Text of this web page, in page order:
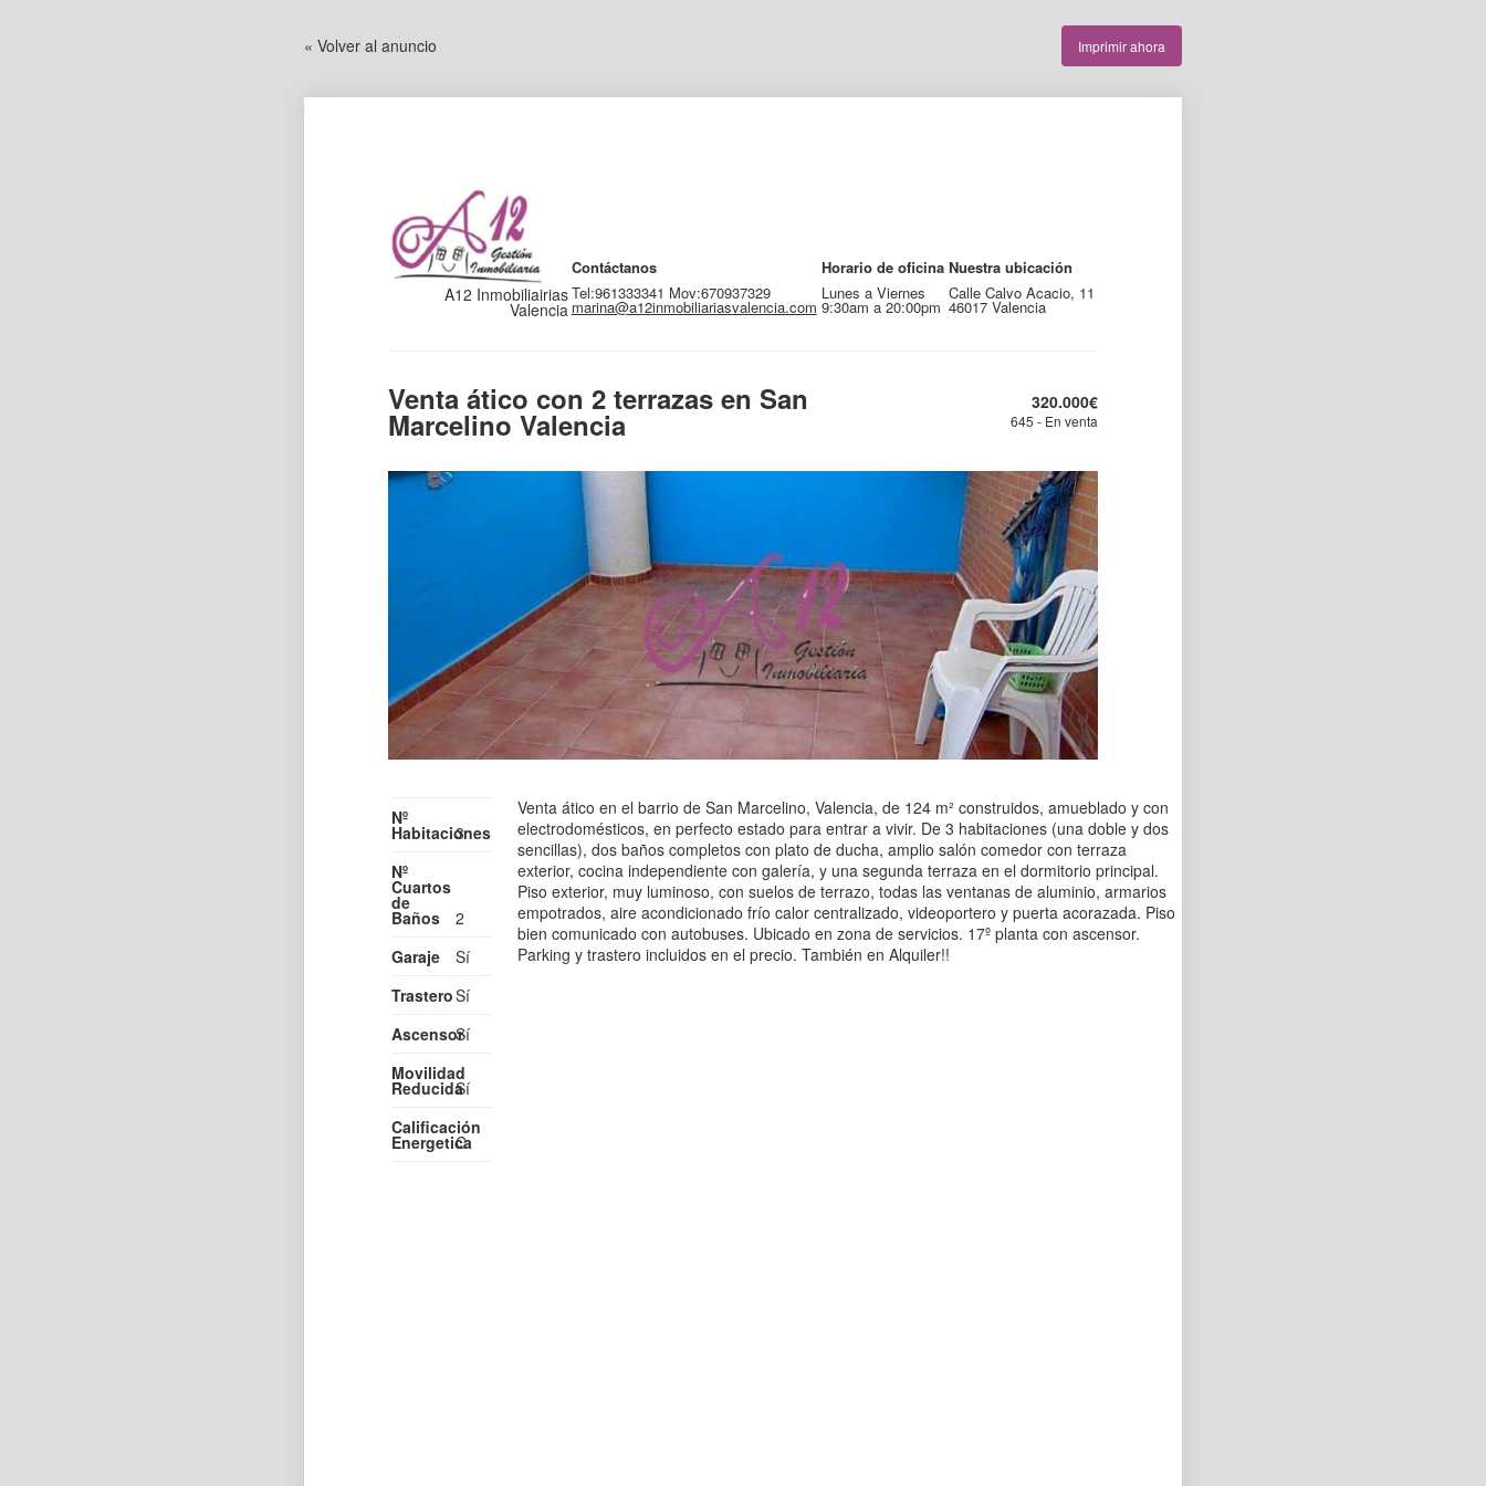
« Volver al anuncio Imprimir ahora
A12 Inmobiliairias
Valencia
Contáctanos
Tel:961333341 Mov:670937329
marina@a12inmobiliariasvalencia.com
Horario de oficina
Lunes a Viernes
9:30am a 20:00pm
Nuestra ubicación
Calle Calvo Acacio, 11
46017 Valencia
Venta ático con 2 terrazas en San
Marcelino Valencia
320.000€
645 - En venta
Nº
Habitaciones
3
Nº
Cuartos
de
Baños
2
Garaje
Sí
TrasteroSí
AscensorSí
Movilidad
ReducidaSí
Calificación
Energetica
C
Venta ático en el barrio de San Marcelino, Valencia, de 124 m² construidos, amueblado y con
electrodomésticos, en perfecto estado para entrar a vivir. De 3 habitaciones (una doble y dos
sencillas), dos baños completos con plato de ducha, amplio salón comedor con terraza
exterior, cocina independiente con galería, y una segunda terraza en el dormitorio principal.
Piso exterior, muy luminoso, con suelos de terrazo, todas las ventanas de aluminio, armarios
empotrados, aire acondicionado frío calor centralizado, videoportero y puerta acorazada. Piso
bien comunicado con autobuses. Ubicado en zona de servicios. 17º planta con ascensor.
Parking y trastero incluidos en el precio. También en Alquiler!!